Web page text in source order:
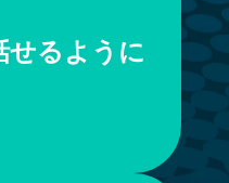
せるように